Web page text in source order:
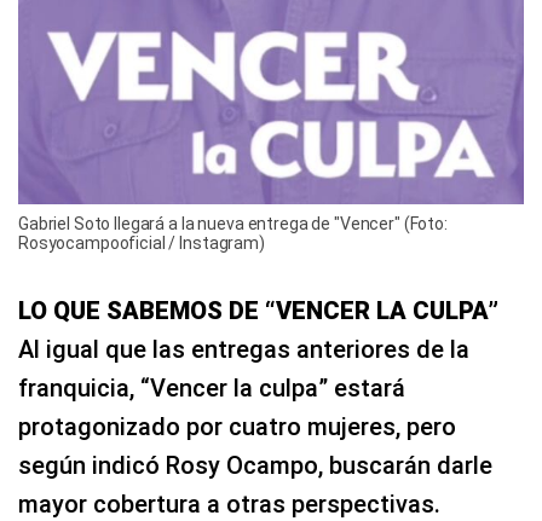
Gabriel Soto llegará a la nueva entrega de "Vencer" (Foto:
Rosyocampooficial / Instagram)
LO QUE SABEMOS DE “VENCER LA CULPA”
Al igual que las entregas anteriores de la
franquicia, “Vencer la culpa” estará
protagonizado por cuatro mujeres, pero
según indicó Rosy Ocampo, buscarán darle
mayor cobertura a otras perspectivas.